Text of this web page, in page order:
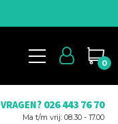
0
VRAGEN? 026 443 76 70
Ma t/m vrij: 08.30 - 17.00